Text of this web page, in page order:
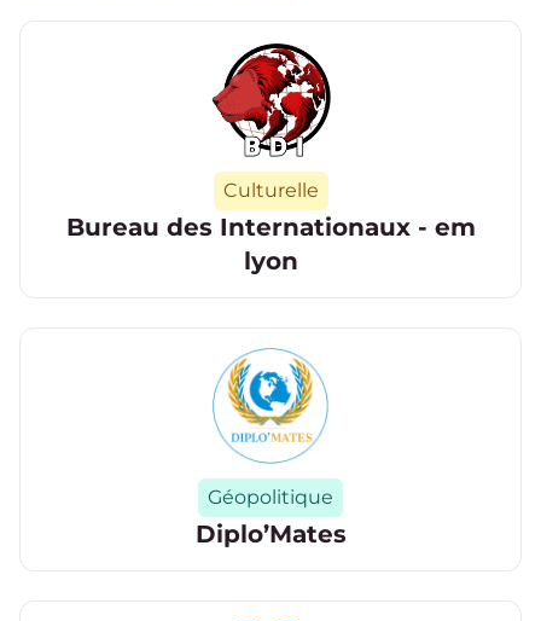
Bureau des Internationaux - em
lyon
Catégorie
Culturelle
Diplo’Mates
Catégorie
Géopolitique